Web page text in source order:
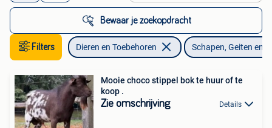
Bewaar je zoekopdracht
Filters Dieren en Toebehoren Schapen, Geiten en
Mooie choco stippel bok te huur of te
koop .
Zie omschrijving Details